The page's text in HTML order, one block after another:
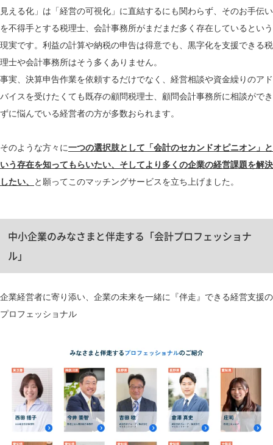
見える化」は「経営の可視化」に直結するにも関わらず、そのお手伝い
を不得手とする税理士、会計事務所がまだまだ多く存在しているという
現実です。利益の計算や納税の申告は得意でも、黒字化を支援できる税
理士や会計事務所はそう多くありません。
事実、決算申告作業を依頼するだけでなく、経営相談や資金繰りのアド
バイスを受けたくても既存の顧問税理士、顧問会計事務所に相談ができ
ずに悩んでいる経営者の方が多数おられます。
そのような方々に一つの選択肢として「会計のセカンドオピニオン」と
いう存在を知ってもらいたい、そしてより多くの企業の経営課題を解決
したい、 と願ってこのマッチングサービスを立ち上げました。
中小企業のみなさまと伴走する「会計プロフェッショナ
ル」
企業経営者に寄り添い、企業の未来を一緒に『伴走』できる経営支援の
プロフェッショナル​